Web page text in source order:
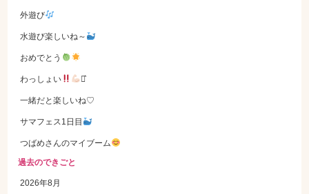
外遊び
水遊び楽しいね～
おめでとう
わっしょい ⋆͛
一緒だと楽しいね♡
サマフェス1日目
つばめさんのマイブーム
過去のできごと
2026年8月